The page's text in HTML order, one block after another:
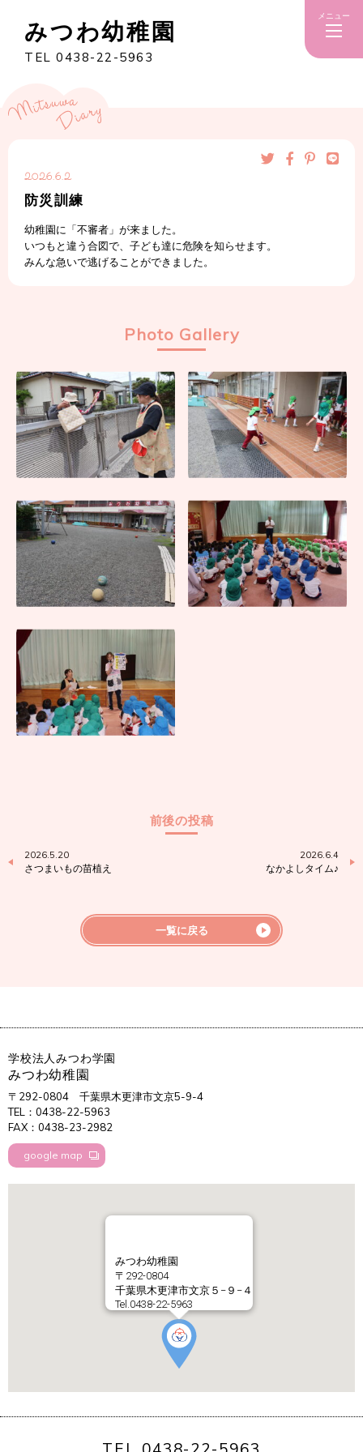
みつわ幼稚園
TEL 0438-22-5963
メニュー
2026.6.2
防災訓練
幼稚園に「不審者」が来ました。
いつもと違う合図で、子ども達に危険を知らせます。
みんな急いで逃げることができました。
Photo Gallery
前後の投稿
2026.5.20
さつまいもの苗植え
2026.6.4
なかよしタイム♪
一覧に戻る
学校法人みつわ学園
みつわ幼稚園
〒292-0804
千葉県木更津市文京5-9-4
TEL：0438-22-5963
FAX：0438-23-2982
google map
みつわ幼稚園
〒292-0804
千葉県木更津市文京５−９−４
Tel.0438-22-5963